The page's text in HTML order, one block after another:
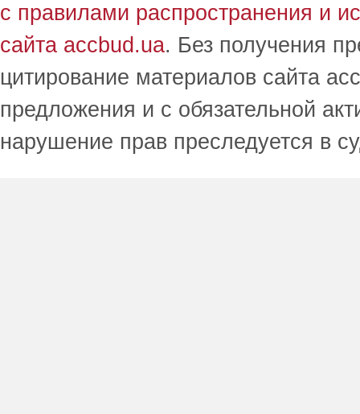
с правилами распространения и
сайта accbud.ua. Без получения
цитирование материалов сайта
предложения и с обязательной
нарушение прав преследуется в